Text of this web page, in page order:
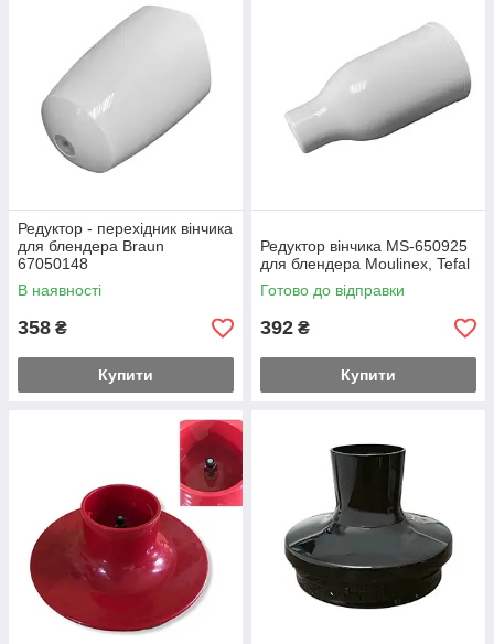
Редуктор - перехідник вінчика
для блендера Braun
67050148
В наявності
358 ₴
Купити
Редуктор вінчика MS-650925
для блендера Moulinex, Tefal
Готово до відправки
392 ₴
Купити